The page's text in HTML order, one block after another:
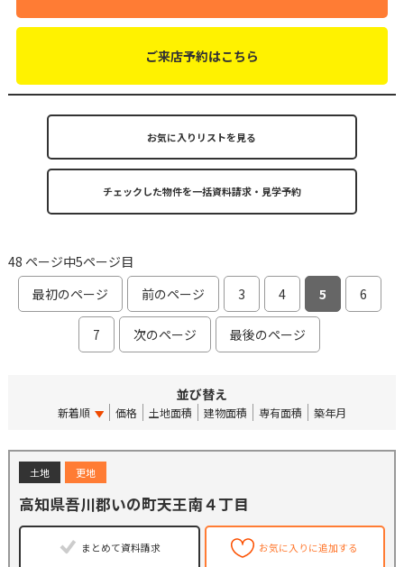
ご来店予約はこちら
お気に入りリストを見る
48 ページ中5ページ目
最初のページ
前のページ 3 4 5 6
7 次のページ 最後のページ
並び替え
新着順 価格 土地面積 建物面積 専有面積 築年月
土地 更地
高知県吾川郡いの町天王南４丁目
まとめて資料請求 お気に入りに追加する